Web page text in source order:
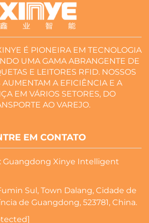
É PIONEIRA EM TECNOLOGIA
UMA GAMA ABRANGENTE DE
E LEITORES RFID. NOSSOS
AUMENTAM A EFICIÊNCIA E A
EM VÁRIOS SETORES, DO
AO VAREJO.
EM CONTATO
Guangdong Xinye Intelligent
Sul, Town Dalang, Cidade de
de Guangdong, 523781, China.